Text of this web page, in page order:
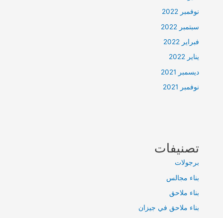
نوفمبر 2022
سبتمبر 2022
فبراير 2022
يناير 2022
ديسمبر 2021
نوفمبر 2021
تصنيفات
برجولات
بناء مجالس
بناء ملاحق
بناء ملاحق في جيزان